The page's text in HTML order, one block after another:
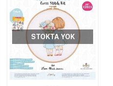
STOKTA YOK